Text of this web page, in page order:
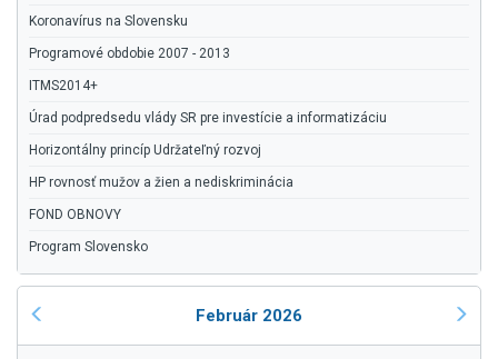
Koronavírus na Slovensku
Programové obdobie 2007 - 2013
ITMS2014+
Úrad podpredsedu vlády SR pre investície a informatizáciu
Horizontálny princíp Udržateľný rozvoj
HP rovnosť mužov a žien a nediskriminácia
FOND OBNOVY
Program Slovensko
Február 2026